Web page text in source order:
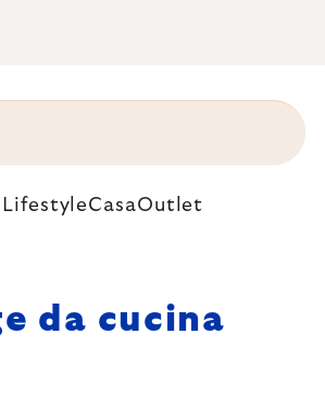
LifestyleCasaOutlet
da cucina